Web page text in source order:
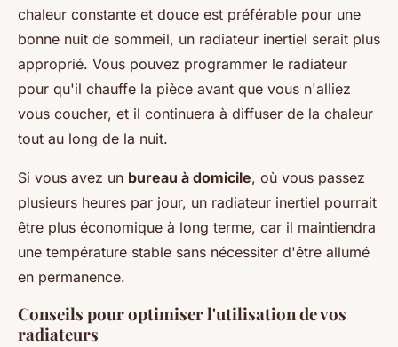
chaleur constante et douce est préférable pour une
bonne nuit de sommeil, un radiateur inertiel serait plus
approprié. Vous pouvez programmer le radiateur
pour qu'il chauffe la pièce avant que vous n'alliez
vous coucher, et il continuera à diffuser de la chaleur
tout au long de la nuit.
Si vous avez un bureau à domicile, où vous passez
plusieurs heures par jour, un radiateur inertiel pourrait
être plus économique à long terme, car il maintiendra
une température stable sans nécessiter d'être allumé
en permanence.
Conseils pour optimiser l'utilisation de vos
radiateurs